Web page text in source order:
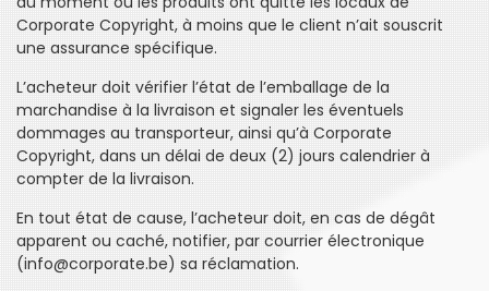
Corporate Copyright, à moins que le client n’ait souscrit
une assurance spécifique.
L’acheteur doit vérifier l’état de l’emballage de la
marchandise à la livraison et signaler les éventuels
dommages au transporteur, ainsi qu’à Corporate
Copyright, dans un délai de deux (2) jours calendrier à
compter de la livraison.
En tout état de cause, l’acheteur doit, en cas de dégât
apparent ou caché, notifier, par courrier électronique
(info@corporate.be) sa réclamation.